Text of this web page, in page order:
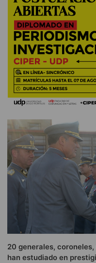
20 generales,
han estudiado en